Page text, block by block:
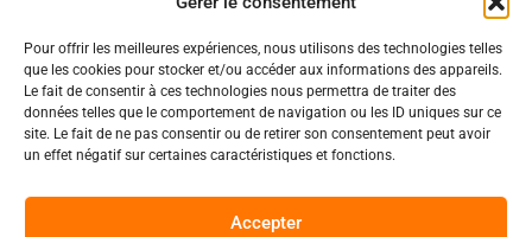
Pour offrir les meilleures expériences, nous utilisons des technologies telles
que les cookies pour stocker et/ou accéder aux informations des appareils.
Le fait de consentir à ces technologies nous permettra de traiter des
données telles que le comportement de navigation ou les ID uniques sur ce
site. Le fait de ne pas consentir ou de retirer son consentement peut avoir
un effet négatif sur certaines caractéristiques et fonctions.
Accepter
Nos pages
Nos évènements
Nous contacter
Politiques
Politique de confidentialité
Nos conditions de vente et livraison
Code de conduite